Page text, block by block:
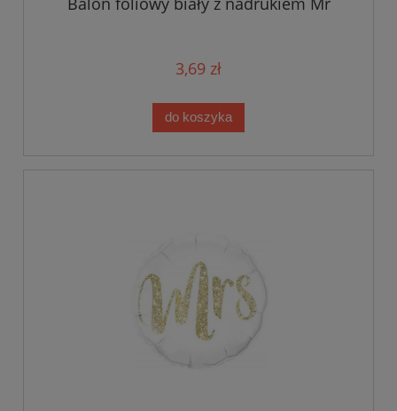
3,69 zł
do koszyka